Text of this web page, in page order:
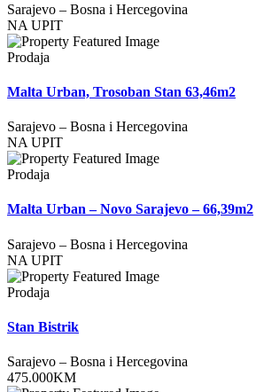
Sarajevo – Bosna i Hercegovina
NA UPIT
Prodaja
Malta Urban, Trosoban Stan 63,46m2
Sarajevo – Bosna i Hercegovina
NA UPIT
Prodaja
Malta Urban – Novo Sarajevo – 66,39m2
Sarajevo – Bosna i Hercegovina
NA UPIT
Prodaja
Stan Bistrik
Sarajevo – Bosna i Hercegovina
475.000KM